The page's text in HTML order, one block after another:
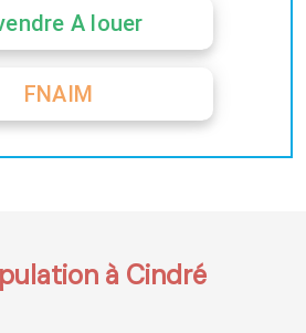
A louer
FNAIM
à Cindré